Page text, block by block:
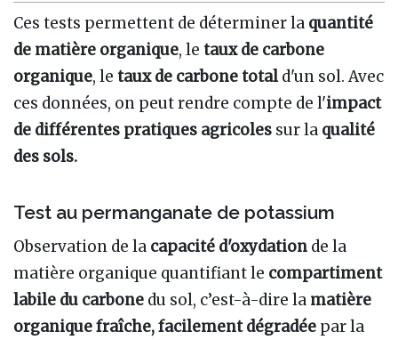
Ces tests permettent de déterminer la quantité
de matière organique, le taux de carbone
organique, le taux de carbone totald'un sol. Avec
ces données, on peut rendre compte de l'impact
de différentes pratiques agricoles sur la qualité
des sols.
Test au permanganate de potassium
Observation de la capacité d'oxydation de la
matière organique quantifiant le compartiment
labile du carbone du sol, c’est-à-dire la matière
organique fraîche,facilement dégradée par la